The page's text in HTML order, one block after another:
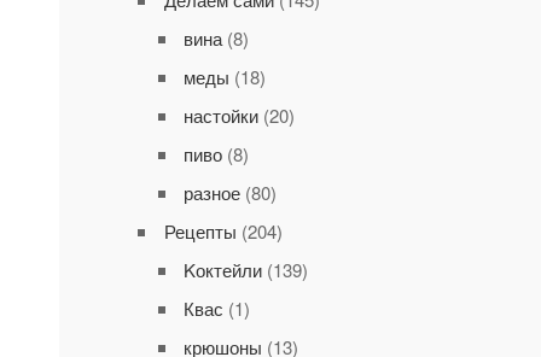
вина(8)
меды (18)
настойки(20)
пиво(8)
разное(80)
Рецепты (204)
Kоктейли(139)
Квас (1)
крюшоны (13)